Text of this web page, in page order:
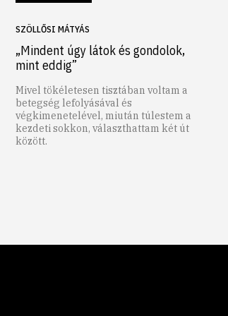
SZÖLLŐSI MÁTYÁS
„Mindent úgy látok és gondolok,
mint eddig”
Mivel tökéletesen tisztában voltam a
betegség lefolyásával és
végkimenetelével, miután túlestem a
kezdeti sokkon, választhattam két út
között.